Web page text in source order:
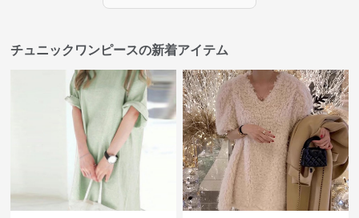
チュニックワンピースの新着アイテム